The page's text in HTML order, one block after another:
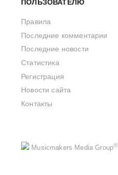
ПОЛЬЗОВАТЕЛЮ
Правила
Последние комментарии
Последние новости
Статистика
Регистрация
Новости сайта
Контакты
Musicmakers Media Group®